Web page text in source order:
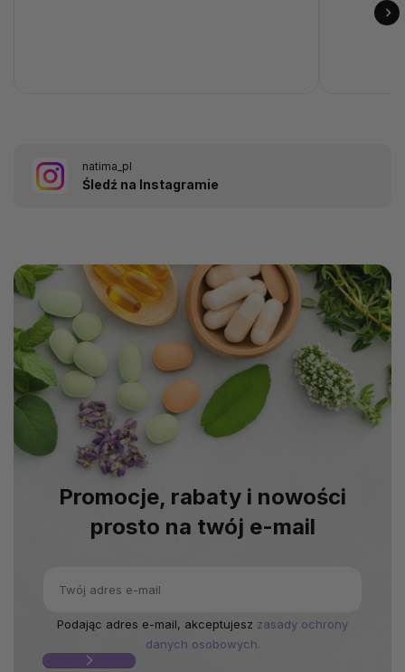
natima_pl
Śledź na Instagramie
Promocje, rabaty i nowości
prosto na twój e-mail
Podając adres e-mail, akceptujesz zasady ochrony
danych osobowych.